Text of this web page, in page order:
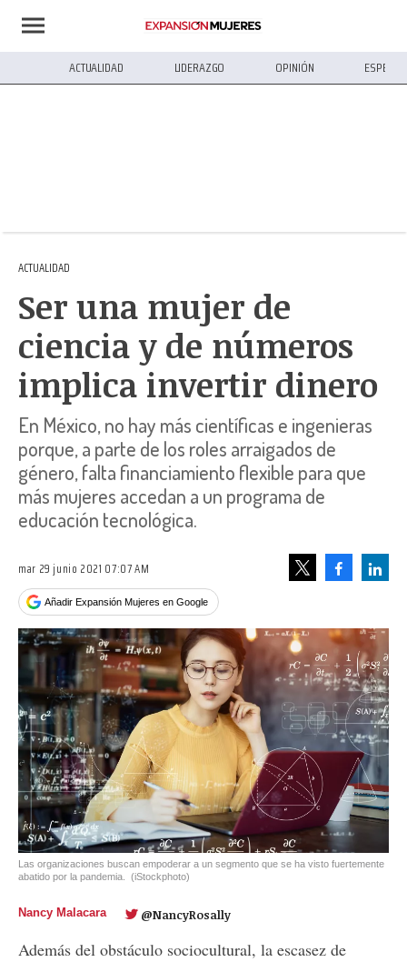
ACTUALIDAD LIDERAZGO OPINIÓN
ACTUALIDAD
Ser una mujer de
ciencia y de números
implica invertir dinero
En México, no hay más científicas e ingenieras
porque, a parte de los roles arraigados de
género, falta financiamiento flexible para que
más mujeres accedan a un programa de
educación tecnológica.
mar 29 junio 2021 07:07 AM
Añadir Expansión Mujeres en Google
Facebook
Las organizaciones buscan empoderar a un segmento que se ha visto fuertemente
abatido por la pandemia.
(iStockphoto)
Nancy Malacara @NancyRosally
Además del obstáculo sociocultural, la escasez de